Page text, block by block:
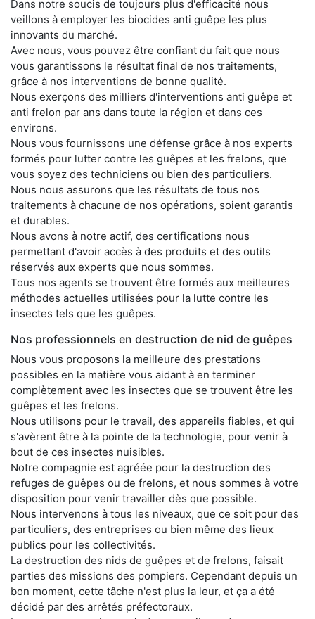
Dans notre soucis de toujours plus d'efficacité nous
veillons à employer les biocides anti guêpe les plus
innovants du marché.
Avec nous, vous pouvez être confiant du fait que nous
vous garantissons le résultat final de nos traitements,
grâce à nos interventions de bonne qualité.
Nous exerçons des milliers d'interventions anti guêpe et
anti frelon par ans dans toute la région et dans ces
environs.
Nous vous fournissons une défense grâce à nos experts
formés pour lutter contre les guêpes et les frelons, que
vous soyez des techniciens ou bien des particuliers.
Nous nous assurons que les résultats de tous nos
traitements à chacune de nos opérations, soient garantis
et durables.
Nous avons à notre actif, des certifications nous
permettant d'avoir accès à des produits et des outils
réservés aux experts que nous sommes.
Tous nos agents se trouvent être formés aux meilleures
méthodes actuelles utilisées pour la lutte contre les
insectes tels que les guêpes.
Nos professionnels en destruction de nid de guêpes
Nous vous proposons la meilleure des prestations
possibles en la matière vous aidant à en terminer
complètement avec les insectes que se trouvent être les
guêpes et les frelons.
Nous utilisons pour le travail, des appareils fiables, et qui
s'avèrent être à la pointe de la technologie, pour venir à
bout de ces insectes nuisibles.
Notre compagnie est agréée pour la destruction des
refuges de guêpes ou de frelons, et nous sommes à votre
disposition pour venir travailler dès que possible.
Nous intervenons à tous les niveaux, que ce soit pour des
particuliers, des entreprises ou bien même des lieux
publics pour les collectivités.
La destruction des nids de guêpes et de frelons, faisait
parties des missions des pompiers. Cependant depuis un
bon moment, cette tâche n'est plus la leur, et ça a été
décidé par des arrêtés préfectoraux.